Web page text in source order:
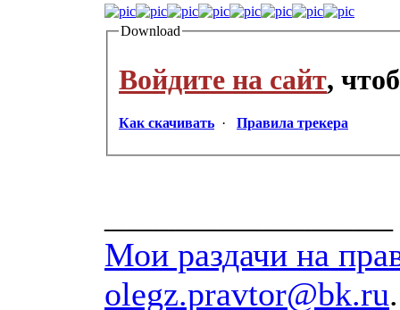
Download
Войдите на сайт,
Как скачивать · Правила трекера
Мои раздачи на
olegz.pravtor@bk.ru